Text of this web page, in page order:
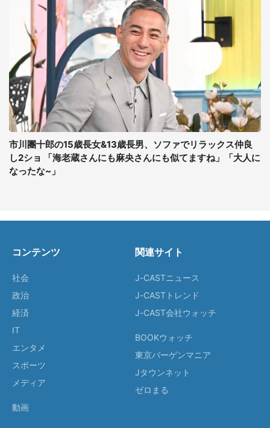
市川團十郎の15歳長女&13歳長男、ソファでリラックス仲良
し2ショ 「海老蔵さんにも麻央さんにも似てますね」「大人に
なったな~」
コンテンツ
社会
政治
経済
IT
エンタメ
スポーツ
メディア
動画
関連サイト
J-CASTニュース
J-CASTトレンド
J-CAST会社ウォッチ
BOOKウォッチ
東京バーゲンマニア
Jタウンネット
ゼロまる